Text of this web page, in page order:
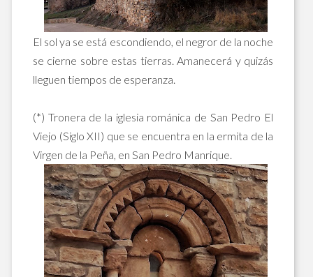
El sol ya se está escondiendo, el negror de la noche
se cierne sobre estas tierras. Amanecerá y quizás
lleguen tiempos de esperanza.
(*) Tronera de la iglesia románica de San Pedro El
Viejo (Siglo XII) que se encuentra en la ermita de la
Virgen de la Peña, en San Pedro Manrique.